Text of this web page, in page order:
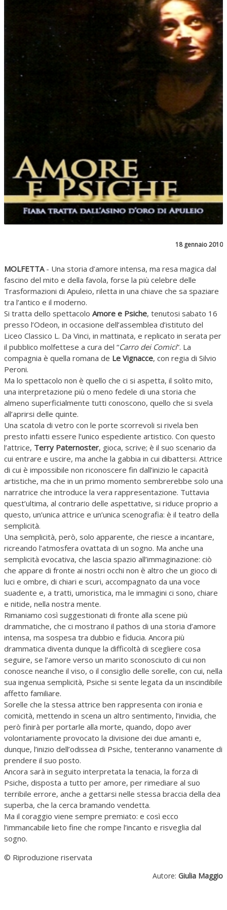
18 gennaio 2010
MOLFETTA- Una storia d’amore intensa, ma resa magica dal
fascino del mito e della favola, forse la più celebre delle
Trasformazioni di Apuleio, riletta in una chiave che sa spaziare
tra l’antico e il moderno.
Si tratta dello spettacolo Amore e Psiche, tenutosi sabato 16
presso l’Odeon, in occasione dell’assemblea d’istituto del
Liceo Classico L. Da Vinci, in mattinata, e replicato in serata per
il pubblico molfettese a cura del “Carro dei Comici”. La
compagnia è quella romana de Le Vignacce, con regia di Silvio
Peroni.
Ma lo spettacolo non è quello che ci si aspetta, il solito mito,
una interpretazione più o meno fedele di una storia che
almeno superficialmente tutti conoscono, quello che si svela
all’aprirsi delle quinte.
Una scatola di vetro con le porte scorrevoli si rivela ben
presto infatti essere l’unico espediente artistico. Con questo
l’attrice, Terry Paternoster, gioca, scrive; è il suo scenario da
cui entrare e uscire, ma anche la gabbia in cui dibattersi. Attrice
di cui è impossibile non riconoscere fin dall’inizio le capacità
artistiche, ma che in un primo momento sembrerebbe solo una
narratrice che introduce la vera rappresentazione. Tuttavia
quest’ultima, al contrario delle aspettative, si riduce proprio a
questo, un’unica attrice e un’unica scenografia: è il teatro della
semplicità.
Una semplicità, però, solo apparente, che riesce a incantare,
ricreando l’atmosfera ovattata di un sogno. Ma anche una
semplicità evocativa, che lascia spazio all’immaginazione: ciò
che appare di fronte ai nostri occhi non è altro che un gioco di
luci e ombre, di chiari e scuri, accompagnato da una voce
suadente e, a tratti, umoristica, ma le immagini ci sono, chiare
e nitide, nella nostra mente.
Rimaniamo così suggestionati di fronte alla scene più
drammatiche, che ci mostrano il pathos di una storia d’amore
intensa, ma sospesa tra dubbio e fiducia. Ancora più
drammatica diventa dunque la difficoltà di scegliere cosa
seguire, se l’amore verso un marito sconosciuto di cui non
conosce neanche il viso, o il consiglio delle sorelle, con cui, nella
sua ingenua semplicità, Psiche si sente legata da un inscindibile
affetto familiare.
Sorelle che la stessa attrice ben rappresenta con ironia e
comicità, mettendo in scena un altro sentimento, l’invidia, che
però finirà per portarle alla morte, quando, dopo aver
volontariamente provocato la divisione dei due amanti e,
dunque, l’inizio dell’odissea di Psiche, tenteranno vanamente di
prendere il suo posto.
Ancora sarà in seguito interpretata la tenacia, la forza di
Psiche, disposta a tutto per amore, per rimediare al suo
terribile errore, anche a gettarsi nelle stessa braccia della dea
superba, che la cerca bramando vendetta.
Ma il coraggio viene sempre premiato: e così ecco
l’immancabile lieto fine che rompe l’incanto e risveglia dal
sogno.
© Riproduzione riservata
Autore: Giulia Maggio